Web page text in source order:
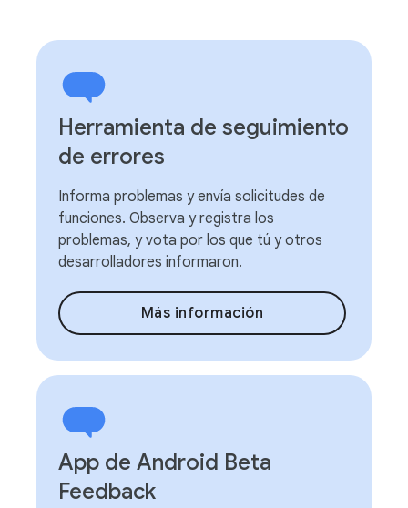
Herramienta de seguimiento
de errores
Informa problemas y envía solicitudes de
funciones. Observa y registra los
problemas, y vota por los que tú y otros
desarrolladores informaron.
Más información
App de Android Beta
Feedback